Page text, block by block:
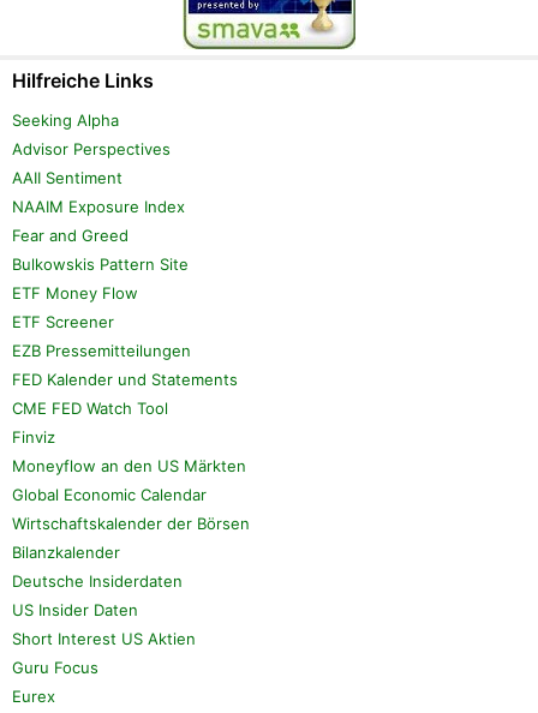
Hilfreiche Links
Seeking Alpha
Advisor Perspectives
AAII Sentiment
NAAIM Exposure Index
Fear and Greed
Bulkowskis Pattern Site
ETF Money Flow
ETF Screener
EZB Pressemitteilungen
FED Kalender und Statements
CME FED Watch Tool
Finviz
Moneyflow an den US Märkten
Global Economic Calendar
Wirtschaftskalender der Börsen
Bilanzkalender
Deutsche Insiderdaten
US Insider Daten
Short Interest US Aktien
Guru Focus
Eurex